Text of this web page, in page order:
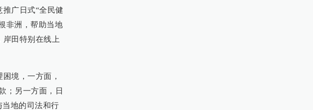
广日式“全民健
非洲，帮助当地
岸田特别在线上
境，一方面，
；另一方面，日
当地的司法和行